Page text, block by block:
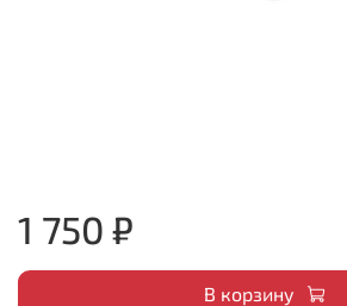
1 750 ₽
В корзину